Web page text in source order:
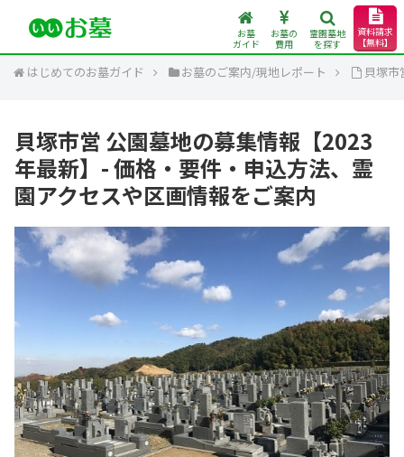
お墓
ガイド
お墓の
費用
霊園墓地
を探す
資料請求
【無料】
はじめてのお墓ガイド お墓のご案内/現地レポート 貝塚
貝塚市営 公園墓地の募集情報【2023
年最新】- 価格・要件・申込方法、霊
園アクセスや区画情報をご案内